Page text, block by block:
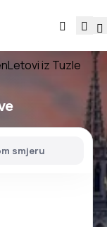
Letovi iz Tuzle
smjeru